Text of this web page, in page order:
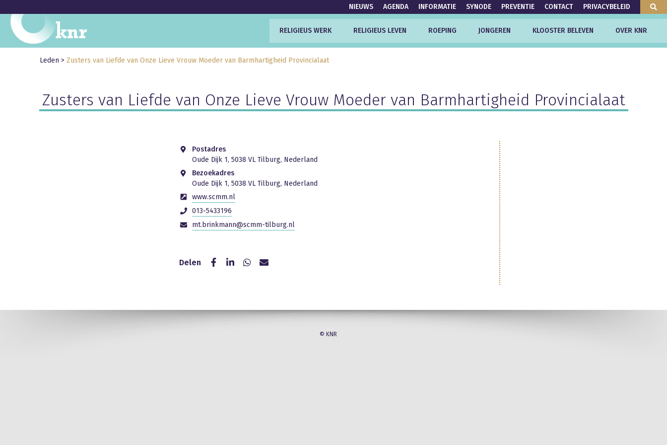
NIEUWS AGENDA INFORMATIE SYNODE PREVENTIE CONTACT PRIVACYBELEID
RELIGIEUS WERK RELIGIEUS LEVEN ROEPING JONGEREN KLOOSTER BELEVEN OVER KNR
Leden > Zusters van Liefde van Onze Lieve Vrouw Moeder van Barmhartigheid Provincialaat
Zusters van Liefde van Onze Lieve Vrouw Moeder van Barmhartigheid Provincialaat
Postadres
Oude Dijk 1, 5038 VL Tilburg, Nederland
Bezoekadres
Oude Dijk 1, 5038 VL Tilburg, Nederland
www.scmm.nl
013-5433196
mt.brinkmann@scmm-tilburg.nl
Delen
© KNR